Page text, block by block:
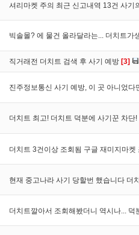
셔리마켓 주의 최근 신고내역 13건 사기
빅솔몰? 에 물건 올라달라는... 더치트가
직거래전 더치트 검색 후 사기 예방 [3]
진주정보통신 사기 예방, 이 곳 아니었다
더치트 최고! 더치트 덕분에 사기꾼 차단!
더치트 3건이상 조회됨 구글 재미지마
현재 중고나라 사기 당할번 했습니다 더
더치트깔아서 조회해봤더니 역시나... 덕